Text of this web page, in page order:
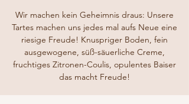
Wir machen kein Geheimnis draus: Unsere
Tartes machen uns jedes mal aufs Neue eine
riesige Freude! Knuspriger Boden, fein
ausgewogene, süß-säuerliche Creme,
fruchtiges Zitronen-Coulis, opulentes Baiser
das macht Freude!